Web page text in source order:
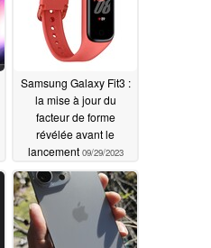
Samsung Galaxy Fit3 :
la mise à jour du
facteur de forme
révélée avant le
lancement 09/29/2023